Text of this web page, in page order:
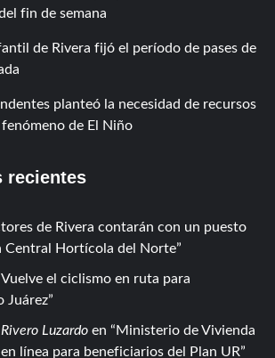
fin de semana
de Rivera fijó el período de pases de
planteó la necesidad de recursos
de El Niño
recientes
de Rivera contarán con un puesto
Central Hortícola del Norte
Vuelve el ciclismo en ruta para
Juárez
Luzardo en
Ministerio de Vivienda
línea para beneficiarios del Plan UR